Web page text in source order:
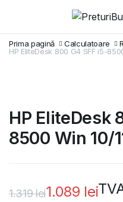
Prima pagină Calculatoare
HP EliteDesk 800 G4 SFF i5-
HP EliteDesk
8500 Win 10/
1.319lei1.089 lei